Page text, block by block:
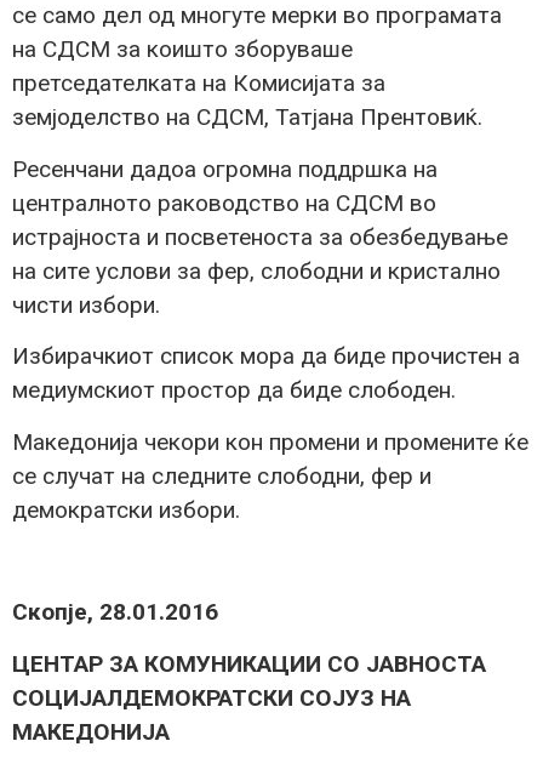
се само дел од многуте мерки во програмата
на СДСМ за коишто зборуваше
претседателката на Комисијата за
земјоделство на СДСМ, Татјана Прентовиќ.
Ресенчани дадоа огромна поддршка на
централното раководство на СДСМ во
истрајноста и посветеноста за обезбедување
на сите услови за фер, слободни и кристално
чисти избори.
Избирачкиот список мора да биде прочистен а
медиумскиот простор да биде слободен.
Македонија чекори кон промени и промените ќе
се случат на следните слободни, фер и
демократски избори.
Скопје, 28.01.2016
ЦЕНТАР ЗА КОМУНИКАЦИИ СО ЈАВНОСТА
СОЦИЈАЛДЕМОКРАТСКИ СОЈУЗ НА
МАКЕДОНИЈА